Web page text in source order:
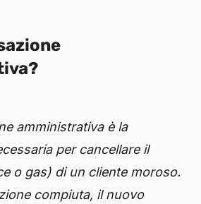
amministrativa è la
per cancellare il
o gas) di un cliente moroso.
compiuta, il nuovo